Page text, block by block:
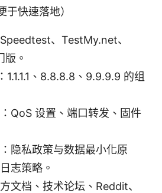
于快速落地）
、TestMy.net、
。
1.1.1.1、8.8.8.8、9.9.9.9 的组
QoS 设置、端口转发、固件
隐私政策与数据最小化原
志策略。
文档、技术论坛、Reddit、